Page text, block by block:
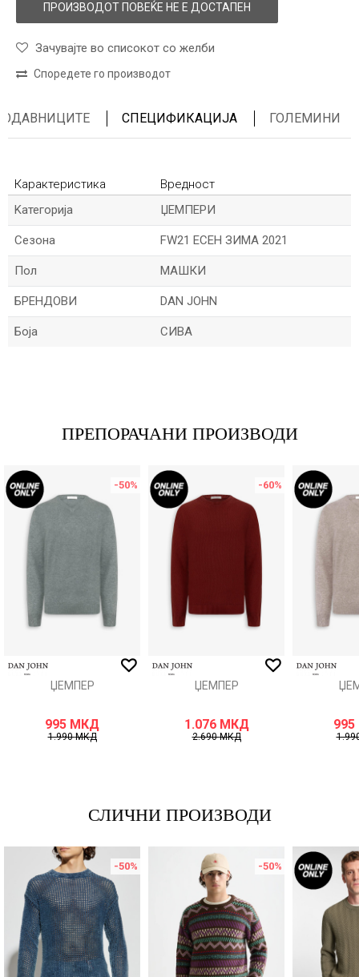
ПРОИЗВОДОТ ПОВЕЌЕ НЕ Е ДОСТАПЕН
Зачувајте во списокот со желби
Споредете го производот
СПЕЦИФИКАЦИЈА ГОЛЕМИНИ
Карактеристика
Вредност
Kатегорија
ЏЕМПЕРИ
Сезона FW21 ЕСЕН ЗИМА 2021
Пол МАШКИ
БРЕНДОВИ DAN JOHN
Боја СИВА
Порака
ПРЕПОРАЧАНИ ПРОИЗВОДИ
-50%
ЏЕМПЕР
995 МКД
1.990МКД
-60%
ЏЕМПЕР
1.076 МКД
2.690МКД
995
СЛИЧНИ ПРОИЗВОДИ
-50% -50%